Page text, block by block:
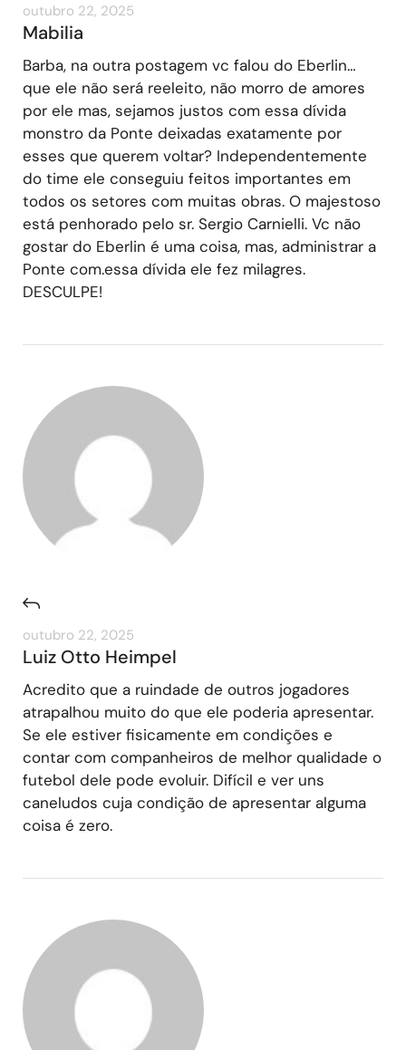
outubro 22, 2025
Mabilia
Barba, na outra postagem vc falou do Eberlin…
que ele não será reeleito, não morro de amores
por ele mas, sejamos justos com essa dívida
monstro da Ponte deixadas exatamente por
esses que querem voltar? Independentemente
do time ele conseguiu feitos importantes em
todos os setores com muitas obras. O majestoso
está penhorado pelo sr. Sergio Carnielli. Vc não
gostar do Eberlin é uma coisa, mas, administrar a
Ponte com.essa dívida ele fez milagres.
DESCULPE!
outubro 22, 2025
Luiz Otto Heimpel
Acredito que a ruindade de outros jogadores
atrapalhou muito do que ele poderia apresentar.
Se ele estiver fisicamente em condições e
contar com companheiros de melhor qualidade o
futebol dele pode evoluir. Difícil e ver uns
caneludos cuja condição de apresentar alguma
coisa é zero.